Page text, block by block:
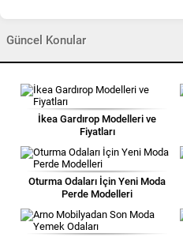
Güncel Konular
İkea Gardırop Modelleri ve
Fiyatları
Oturma Odaları İçin Yeni Moda
Perde Modelleri